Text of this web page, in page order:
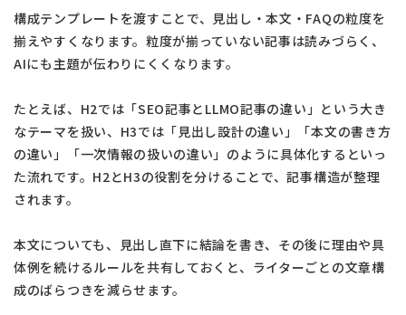
構成テンプレートを渡すことで、見出し・本文・FAQの粒度を
揃えやすくなります。粒度が揃っていない記事は読みづらく、
AIにも主題が伝わりにくくなります。
たとえば、H2では「SEO記事とLLMO記事の違い」という大き
なテーマを扱い、H3では「見出し設計の違い」「本文の書き方
の違い」「一次情報の扱いの違い」のように具体化するといっ
た流れです。H2とH3の役割を分けることで、記事構造が整理
されます。
本文についても、見出し直下に結論を書き、その後に理由や具
体例を続けるルールを共有しておくと、ライターごとの文章構
成のばらつきを減らせます。